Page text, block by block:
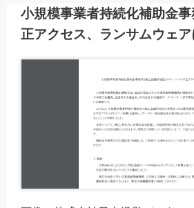
小規模事業者持続化補助金
正アクセス、ランサムウェ